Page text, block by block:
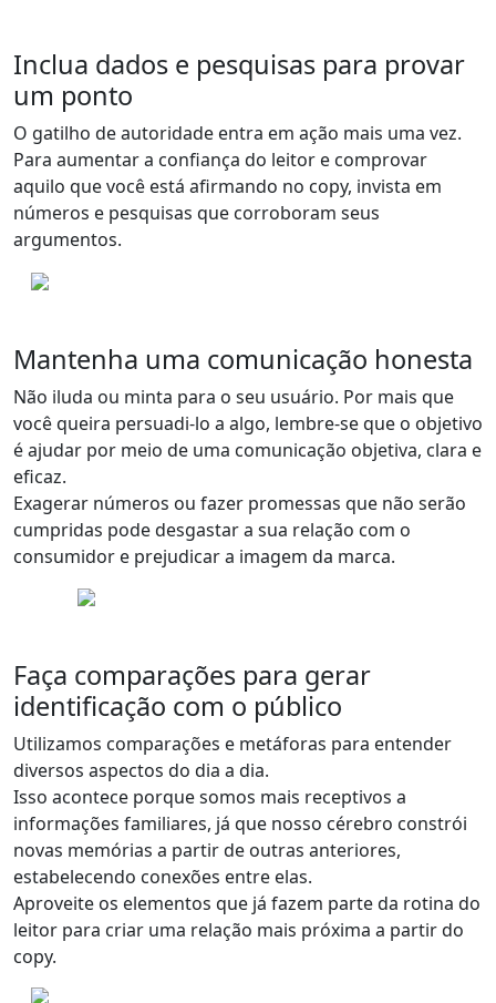
Inclua dados e pesquisas para provar
um ponto
O gatilho de autoridade entra em ação mais uma vez.
Para aumentar a confiança do leitor e comprovar
aquilo que você está afirmando no copy, invista em
números e pesquisas que corroboram seus
argumentos.
Mantenha uma comunicação honesta
Não iluda ou minta para o seu usuário. Por mais que
você queira persuadi-lo a algo, lembre-se que o objetivo
é ajudar por meio de uma comunicação objetiva, clara e
eficaz.
Exagerar números ou fazer promessas que não serão
cumpridas pode desgastar a sua relação com o
consumidor e prejudicar a imagem da marca.
Faça comparações para gerar
identificação com o público
Utilizamos comparações e metáforas para entender
diversos aspectos do dia a dia.
Isso acontece porquesomos mais receptivos a
informações familiares, já que nosso cérebro constrói
novas memórias a partir de outras anteriores,
estabelecendo conexões entre elas.
Aproveite os elementos que já fazem parte da rotina do
leitor para criar uma relação mais próxima a partir do
copy.